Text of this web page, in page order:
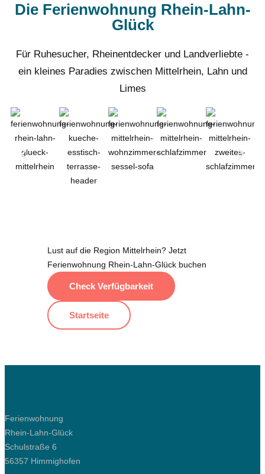
Die Ferienwohnung Rhein-Lahn-
Glück
Für Ruhesucher, Rheinentdecker und Landverliebte -
ein kleines Paradies zwischen Mittelrhein, Lahn und
Limes
Lust auf die Region Mittelrhein? Jetzt
Ferienwohnung Rhein-Lahn-Glück buchen
Check Verfügbarkeit
Startseite
Ferienwohnung
Rhein-Lahn-Glück
Schulstraße 6
56357 Himmighofen